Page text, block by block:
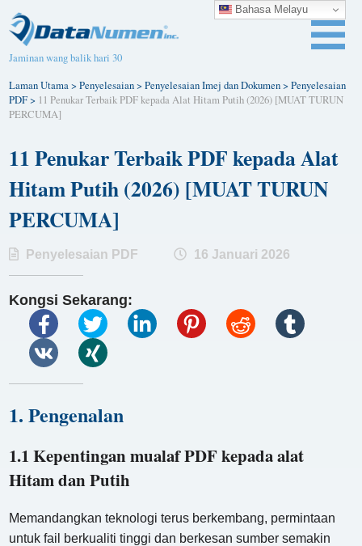
Jaminan wang balik hari 30
Laman Utama>Penyelesaian>Penyelesaian Imej dan Dokumen>Penyelesaian
PDF> 11 Penukar Terbaik PDF kepada Alat Hitam Putih (2026) [MUAT TURUN
PERCUMA]
11 Penukar Terbaik PDF kepada Alat
Hitam Putih (2026) [MUAT TURUN
PERCUMA]
Penyelesaian PDF 16 Januari 2026
Kongsi Sekarang:
1. Pengenalan
1.1 Kepentingan mualaf PDF kepada alat
Hitam dan Putih
Memandangkan teknologi terus berkembang, permintaan
untuk fail berkualiti tinggi dan berkesan sumber semakin
Bahasa Melayu